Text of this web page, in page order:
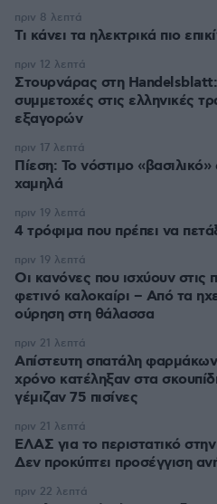
Τι κάνει τα ηλεκτρικά πιο
πριν 8 λεπτά
Στουρνάρας στη
συμμετοχές στις ελληνικές
εξαγορών
πριν 12 λεπτά
Πίεση: Το νόστιμο
χαμηλά
πριν 17 λεπτά
4 τρόφιμα που πρέπει να
πριν 19 λεπτά
Οι κανόνες που ισχύουν στις
φετινό καλοκαίρι – Από τα
ούρηση στη θάλασσα
πριν 19 λεπτά
Απίστευτη σπατάλη
χρόνο κατέληξαν στα
γέμιζαν 75 πισίνες
πριν 21 λεπτά
ΕΛΑΣ για το περιστατικό
Δεν προκύπτει προσέγγιση
πριν 21 λεπτά
πριν 22 λεπτά